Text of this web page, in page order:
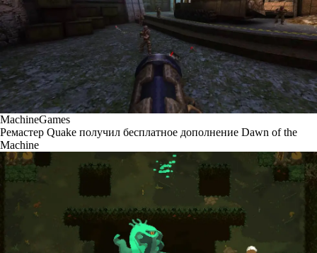
MachineGames
Ремастер Quake получил бесплатное дополнение Dawn of the
Machine